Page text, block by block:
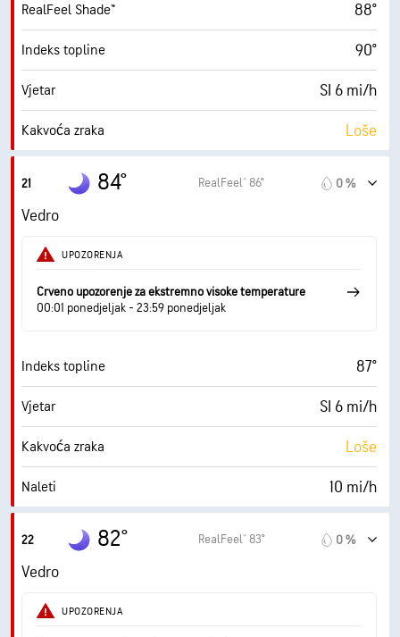
Pokrivenost oblacima 1 %
Vidljivost 10 mi
Baza oblaka 30000 ft
RealFeel Shade™ 88°
Indeks topline 90°
Vjetar SI 6 mi/h
Kakvoća zraka Loše
Maksimalni UV indeks
Naleti
Vlažnost
Točka orošavanja 68° F
Pokrivenost oblacima 1 %
Vidljivost 10 mi
Baza oblaka 30000 ft
21 84° RealFeel® 86° 0 %
Vedro
UPOZORENJA
Crveno upozorenje za ekstremno visoke temperature
00:01 ponedjeljak - 23:59 ponedjeljak
Indeks topline 87°
Vjetar SI 6 mi/h
Kakvoća zraka Loše
Naleti 10 mi/h
Točka orošavanja
AccuLumen Brightness Index™
22 82° RealFeel® 83° 0 %
Vedro
UPOZORENJA